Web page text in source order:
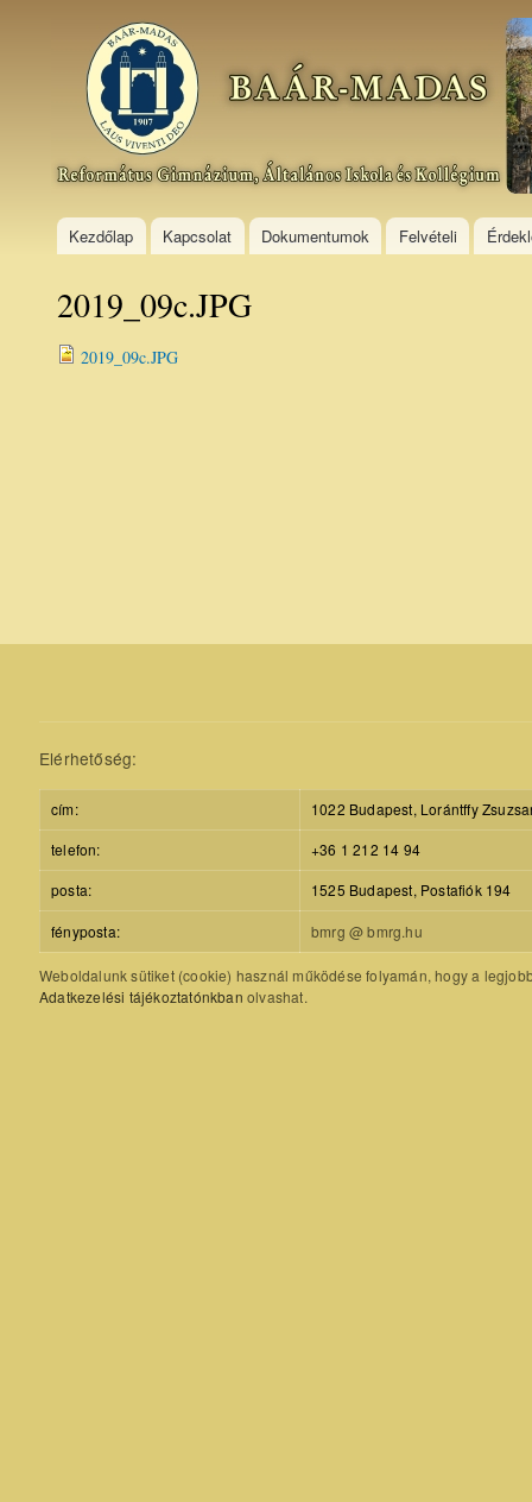
Baár–
Madas
Református
Gimnázium,
Általános
Kollégium
Kezdőlap Kapcsolat Dokumentumok Felvételi
2019_09c.JPG
2019_09c.JPG
Elérhetőség:
cím:
1022 Budapest, Lorántffy
telefon:
+36 1 212 14 94
posta:
1525 Budapest, Postafiók 194
fényposta: bmrg @ bmrg.hu
Weboldalunk sütiket (cookie) használ működése folyamán, hogy a
Adatkezelési tájékoztatónkban olvashat.